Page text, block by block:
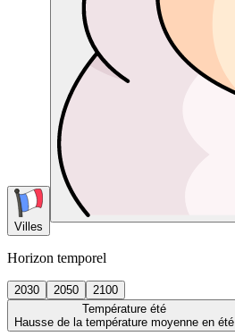
Villes
Horizon temporel
2030 2050
2100
Température été
Hausse de la température moyenne en été